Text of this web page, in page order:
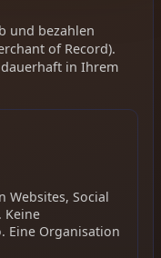
und bezahlen
of Record).
in Ihrem
Websites, Social
Keine
Eine Organisation